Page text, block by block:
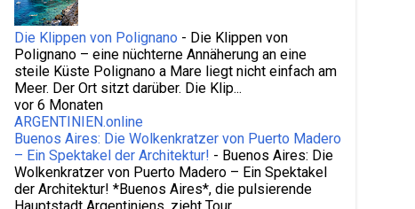
Die Klippen von Polignano - Die Klippen von
Polignano – eine nüchterne Annäherung an eine
steile Küste Polignano a Mare liegt nicht einfach am
Meer. Der Ort sitzt darüber. Die Klip...
vor 6 Monaten
ARGENTINIEN.online
Buenos Aires: Die Wolkenkratzer von Puerto Madero
– Ein Spektakel der Architektur! - Buenos Aires: Die
Wolkenkratzer von Puerto Madero – Ein Spektakel
der Architektur! *Buenos Aires*, die pulsierende